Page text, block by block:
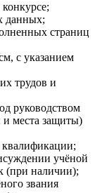
конкурсе;
данных;
страниц
с указанием
трудов и
руководством
и места защиты)
учёной
(при наличии);
звания